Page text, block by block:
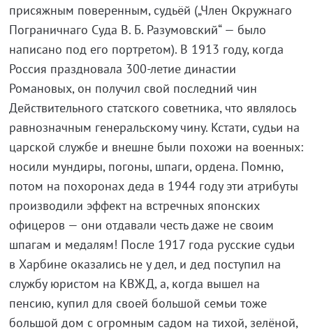
присяжным поверенным, судьёй („Член Окружнаго
Пограничнаго Суда В. Б. Разумовский“ — было
написано под его портретом). В 1913 году, когда
Россия праздновала 300-летие династии
Романовых, он получил свой последний чин
Действительного статского советника, что являлось
равнозначным генеральскому чину. Кстати, судьи на
царской службе и внешне были похожи на военных:
носили мундиры, погоны, шпаги, ордена. Помню,
потом на похоронах деда в 1944 году эти атрибуты
производили эффект на встречных японских
офицеров — они отдавали честь даже не своим
шпагам и медалям! После 1917 года русские судьи
в Харбине оказались не у дел, и дед поступил на
службу юристом на КВЖД, а, когда вышел на
пенсию, купил для своей большой семьи тоже
большой дом с огромным садом на тихой, зелёной,